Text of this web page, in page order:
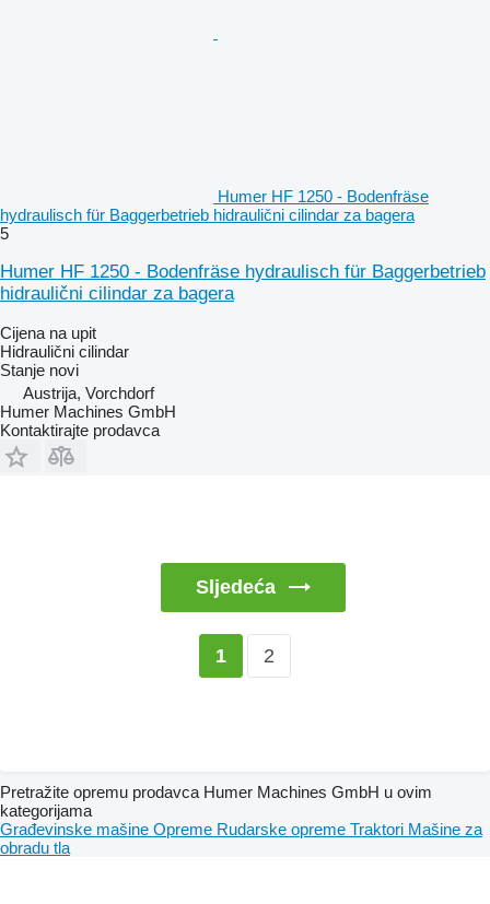
Humer HF 1250 - Bodenfräse
hydraulisch für Baggerbetrieb hidraulični cilindar za bagera
5
Humer HF 1250 - Bodenfräse hydraulisch für Baggerbetrieb
hidraulični cilindar za bagera
Cijena na upit
Hidraulični cilindar
Stanje novi
Austrija, Vorchdorf
Humer Machines GmbH
Kontaktirajte prodavca
Sljedeća
1 2
Pretražite opremu prodavca Humer Machines GmbH u ovim
kategorijama
Građevinske mašine Opreme Rudarske opreme Traktori Mašine za
obradu tla